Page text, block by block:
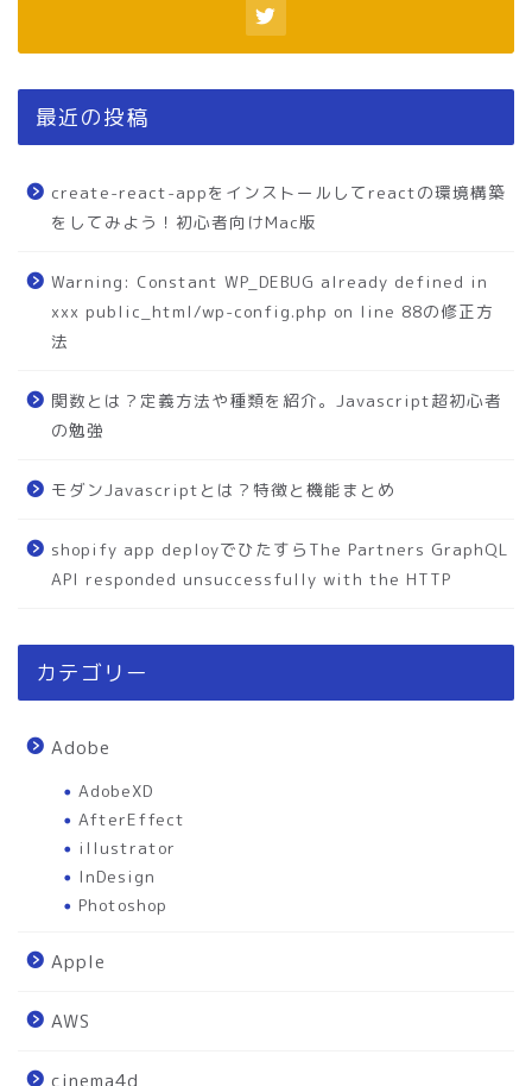
最近の投稿
create-react-appをインストールしてreactの環境構築
をしてみよう！初心者向けMac版
Warning: Constant WP_DEBUG already defined in
xxx public_html/wp-config.php on line 88の修正方
法
関数とは？定義方法や種類を紹介。Javascript超初心者
の勉強
モダンJavascriptとは？特徴と機能まとめ
shopify app deployでひたすらThe Partners GraphQL
API responded unsuccessfully with the HTTP
カテゴリー
Adobe
AdobeXD
AfterEffect
illustrator
InDesign
Photoshop
Apple
AWS
cinema4d